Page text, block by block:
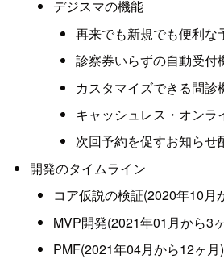
デジスマの機能
再来でも新規でも便利な
診察券いらずの自動受付
カスタマイズできる問診
キャッシュレス・オンラ
次回予約を促すお知らせ
開発のタイムライン
コア仮説の検証(2020年10月
MVP開発(2021年01月から3
PMF(2021年04月から12ヶ月)